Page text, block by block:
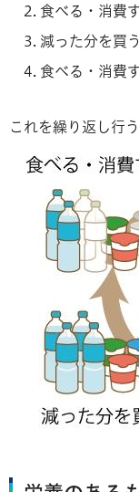
食べる・消費
減った分を買う
食べる・消費
これを繰り返し行